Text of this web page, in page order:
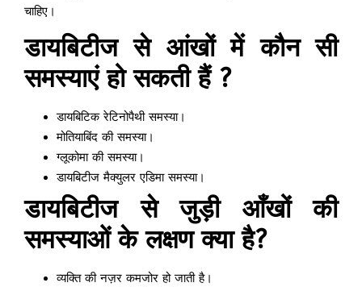
चाहिए।
डायबिटीज से आंखों में कौन सी
समस्याएं हो सकती हैं ?
डायबिटिक रेटिनोपैथी समस्या।
मोतियाबिंद की समस्या।
ग्लूकोमा की समस्या।
डायबिटीज मैक्युलर एडिमा समस्या।
डायबिटीज से जुड़ी आँखों की
समस्याओं के लक्षण क्या है?
व्यक्ति की नज़र कमजोर हो जाती है।